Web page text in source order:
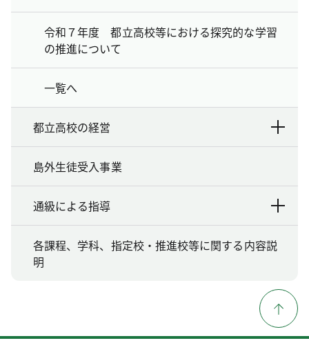
令和７年度 都立高校等における探究的な学習
の推進について
一覧へ
都立高校の経営
島外生徒受入事業
通級による指導
各課程、学科、指定校・推進校等に関する内容説
明